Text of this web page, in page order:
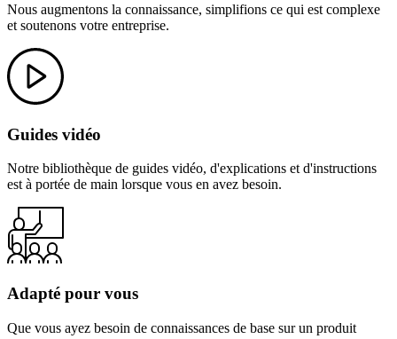
Nous augmentons la connaissance, simplifions ce qui est complexe
et soutenons votre entreprise.
Guides vidéo
Notre bibliothèque de guides vidéo, d'explications et d'instructions
est à portée de main lorsque vous en avez besoin.
Adapté pour vous
Que vous ayez besoin de connaissances de base sur un produit